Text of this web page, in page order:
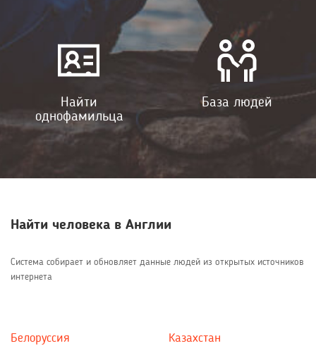
Найти
однофамильца
База людей
Найти человека в Англии
Система собирает и обновляет данные людей из открытых источников
интернета
Белоруссия
Казахстан